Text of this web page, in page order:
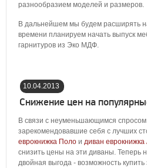
разнообразием моделей и размеров.
В дальнейшем мы будем расширять
времени планируем начать выпуск
гарнитуров из Эко МДФ.
10.04.2013
17:32:00
Снижение цен на
В связи с неуменьшающимся
зарекомендовавшие себя с лучших
еврокнижка Поло и диван еврокнижка
снизить цены на эти диваны. Теперь
двойная выгода - возможность